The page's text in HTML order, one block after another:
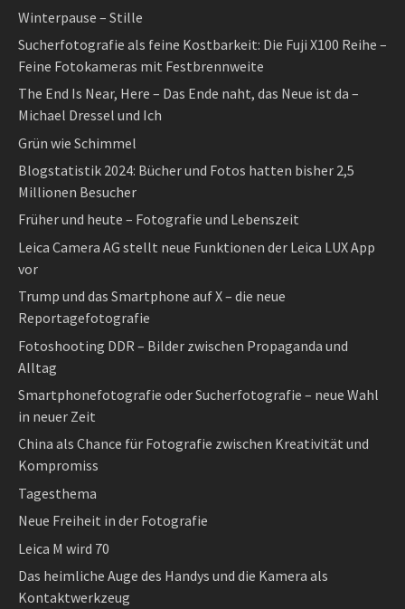
Winterpause – Stille
Sucherfotografie als feine Kostbarkeit: Die Fuji X100 Reihe –
Feine Fotokameras mit Festbrennweite
The End Is Near, Here – Das Ende naht, das Neue ist da –
Michael Dressel und Ich
Grün wie Schimmel
Blogstatistik 2024: Bücher und Fotos hatten bisher 2,5
Millionen Besucher
Früher und heute – Fotografie und Lebenszeit
Leica Camera AG stellt neue Funktionen der Leica LUX App
vor
Trump und das Smartphone auf X – die neue
Reportagefotografie
Fotoshooting DDR – Bilder zwischen Propaganda und
Alltag
Smartphonefotografie oder Sucherfotografie – neue Wahl
in neuer Zeit
China als Chance für Fotografie zwischen Kreativität und
Kompromiss
Tagesthema
Neue Freiheit in der Fotografie
Leica M wird 70
Das heimliche Auge des Handys und die Kamera als
Kontaktwerkzeug